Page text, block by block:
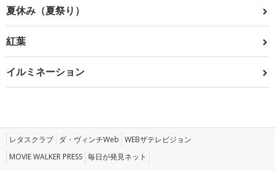
夏休み（夏祭り）
紅葉
イルミネーション
レタスクラブ ダ・ヴィンチWeb WEBザテレビジョン
MOVIE WALKER PRESS 毎日が発見ネット